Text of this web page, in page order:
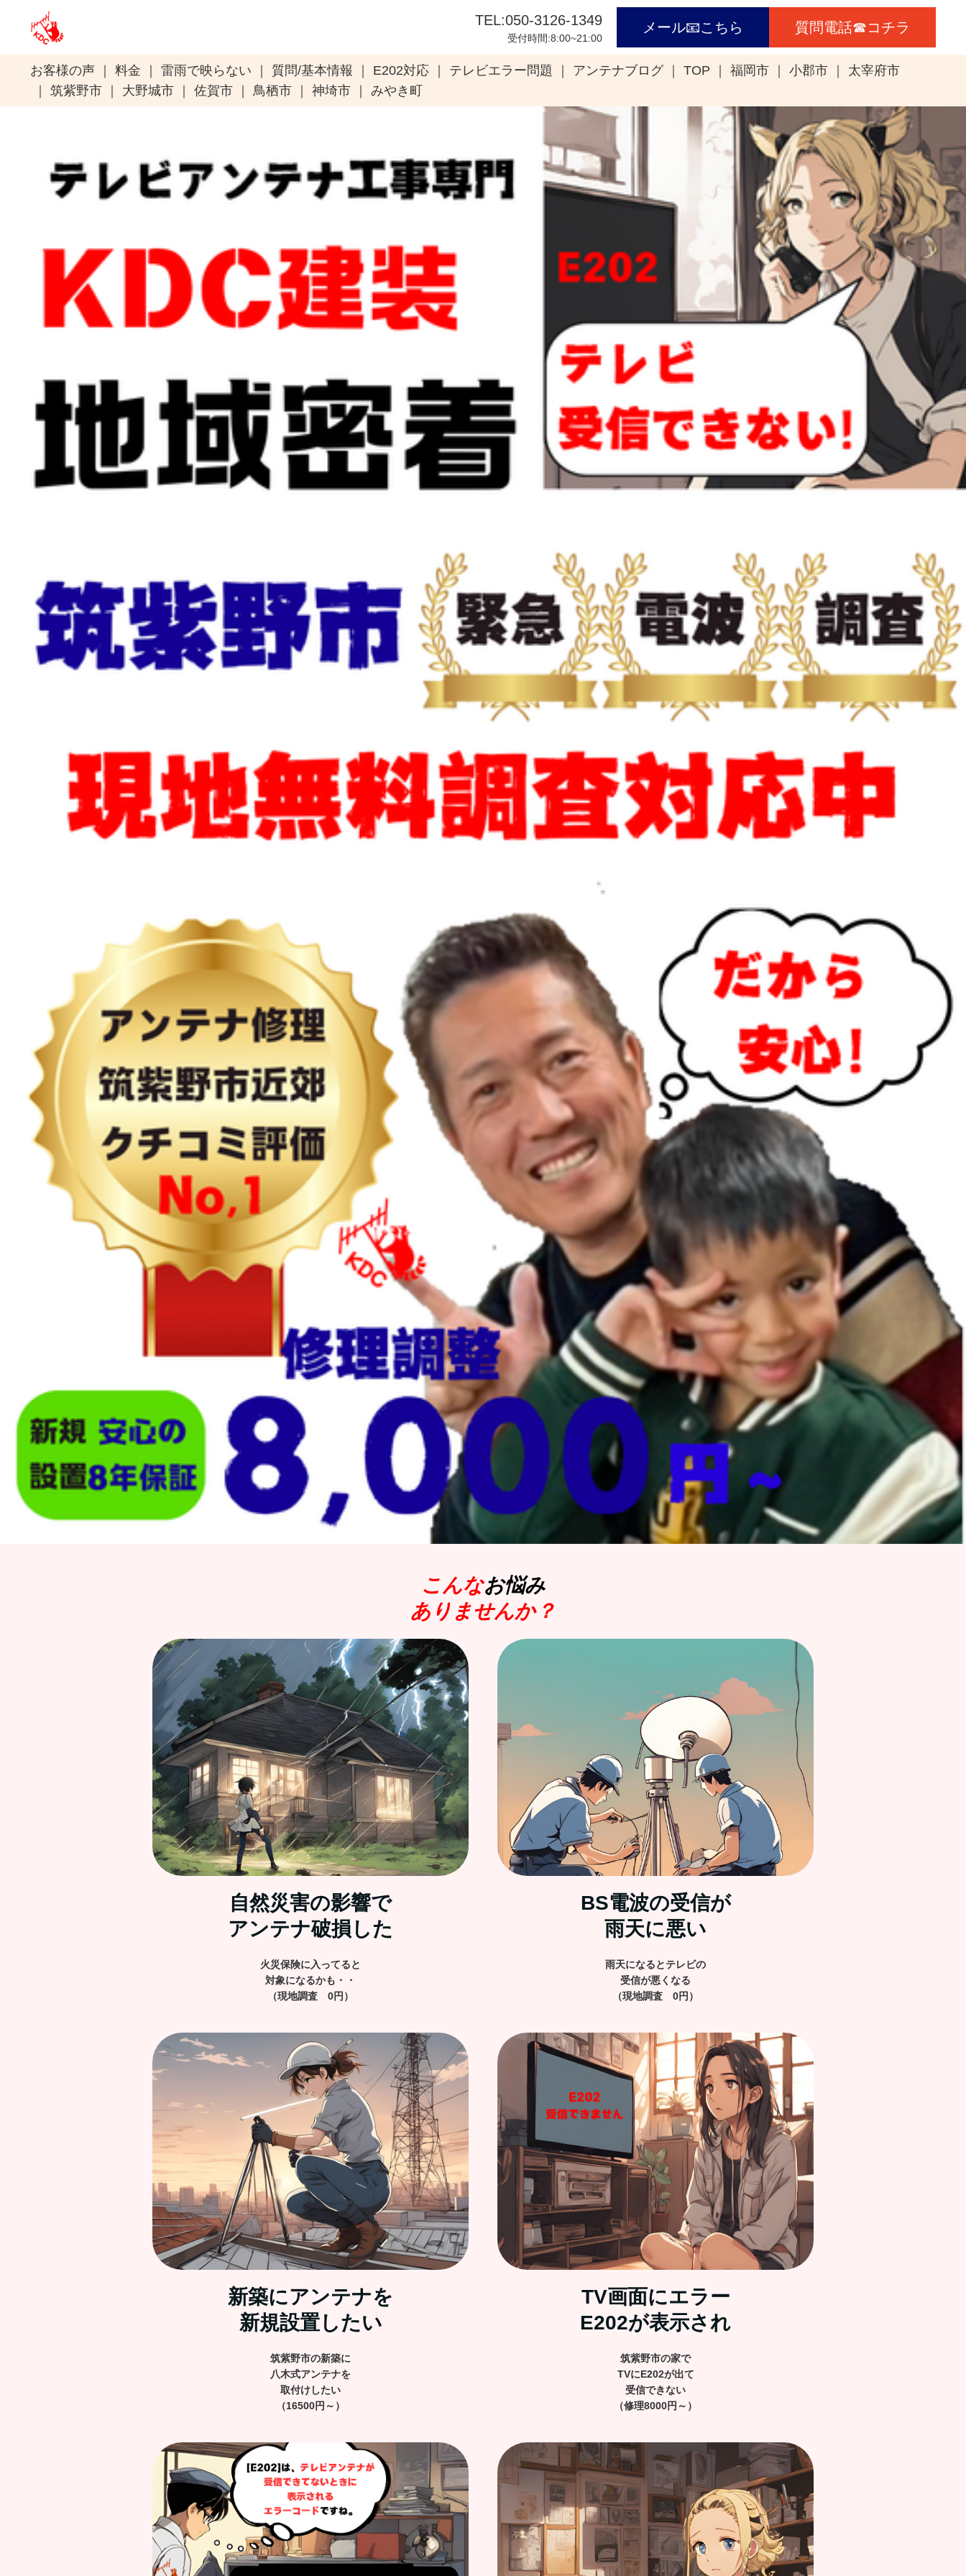
TEL:050-3126-1349
受付時間:8:00~21:00
メール📧こちら 質問電話☎コチラ
お客様の声 料金 雷雨で映らない 質問/基本情報 E202対応 テレビエラー問題 アンテナブログ TOP 福岡市 小郡市
太宰府市
筑紫野市
大野城市 佐賀市 鳥栖市 神埼市 みやき町
こんなお悩み
ありませんか？
自然災害の影響で
アンテナ破損した
火災保険に入ってると
対象になるかも・・
（現地調査 0円）
BS電波の受信が
雨天に悪い
雨天になるとテレビの
受信が悪くなる
（現地調査 0円）
新築にアンテナを
新規設置したい
筑紫野市の新築に
八木式アンテナを
取付けしたい
（16500円～）
TV画面にエラー
E202が表示され
筑紫野市の家で
TVにE202が出て
受信できない
（修理8000円～）